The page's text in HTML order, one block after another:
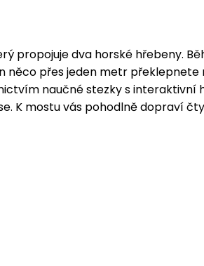
propojuje dva horské hřebeny.
něco přes jeden metr překlepnete
naučné stezky s interaktivní
K mostu vás pohodlně dopraví